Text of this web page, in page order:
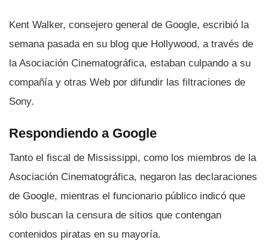
Kent Walker, consejero general de Google, escribió la
semana pasada en su blog que Hollywood, a través de
la Asociación Cinematográfica, estaban culpando a su
compañí­a y otras Web por difundir las filtraciones de
Sony.
Respondiendo a Google
Tanto el fiscal de Mississippi, como los miembros de la
Asociación Cinematográfica, negaron las declaraciones
de Google, mientras el funcionario público indicó que
sólo buscan la censura de sitios que contengan
contenidos piratas en su mayorí­a.